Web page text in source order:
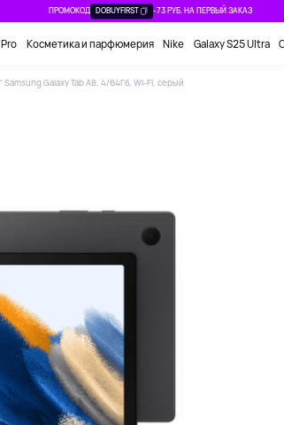
ПРОМОКОД DOBUYFIRST -73 РУБ. НА ПЕРВЫЙ ЗАКАЗ
Косметика и парфюмерия Nike Galaxy S25 Ultra
Galaxy Tab A8, 4/64Гб, Wi-Fi, серый